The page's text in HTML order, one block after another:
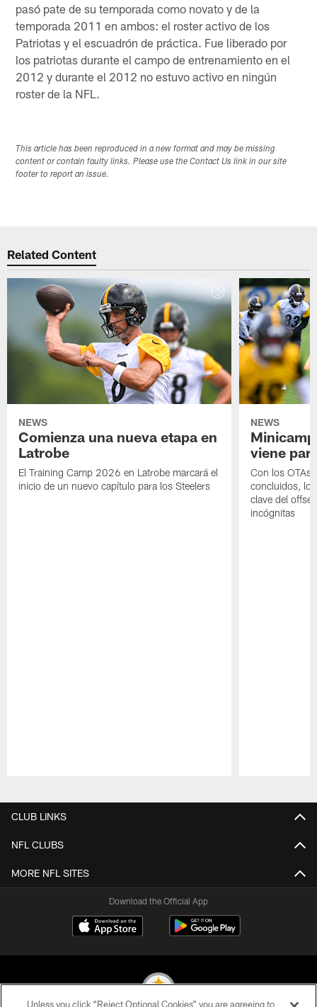
pasó pate de su temporada como novato y de la
temporada 2011 en ambos: el roster activo de los
Patriotas y el escuadrón de práctica. Fue liberado por
los patriotas durante el campo de entrenamiento en el
2012 y durante el 2012 no estuvo activo en ningún
roster de la NFL.
This article has been reproduced in a new format and may be missing
content or contain faulty links. Please use the Contact Us link in our site
footer to report an issue.
Related Content
NEWS
Comienza una nueva etapa en
Latrobe
El Training Camp 2026 en Latrobe marcará el
inicio de un nuevo capítulo para los Steelers
NEWS
viene
Con los OTAs
concluidos,
clave del
incógnitas
CLUB LINKS
NFL CLUBS
MORE NFL SITES
Download the Official App
Unless you click “Reject Optional Cookies” you are agreeing to